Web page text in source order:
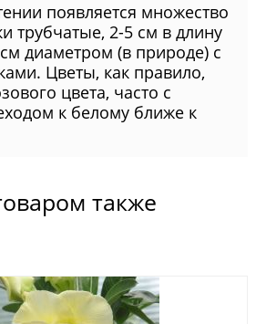
появляется множество
трубчатые, 2-5 см в длину
диаметром (в природе) с
Цветы, как правило,
цвета, часто с
к белому ближе к
также